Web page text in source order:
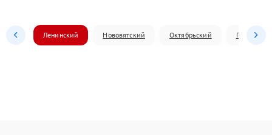
Ленинский Нововятский Октябрьский